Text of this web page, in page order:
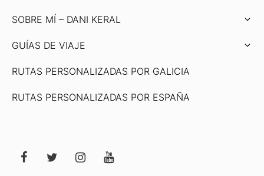
SOBRE MÍ – DANI KERAL
GUÍAS DE VIAJE
RUTAS PERSONALIZADAS POR GALICIA
RUTAS PERSONALIZADAS POR ESPAÑA